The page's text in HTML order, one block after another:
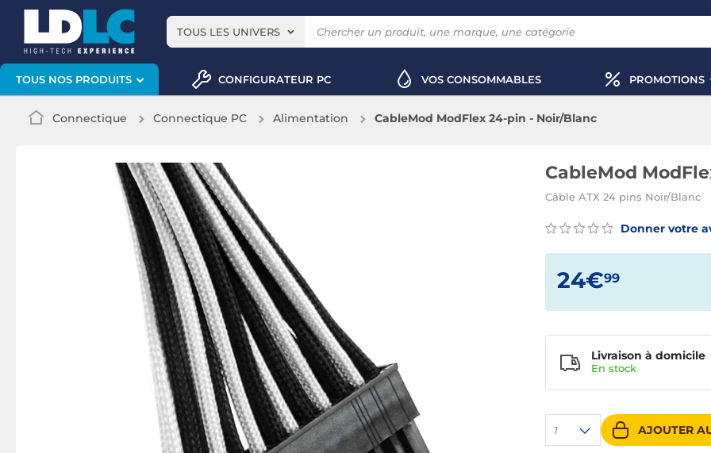
TOUS LES UNIVERS
TOUS NOS PRODUITS CONFIGURATEUR PC VOS CONSOMMABLES PROMOTIONS
Connectique Connectique PC Alimentation CableMod ModFlex 24-pin - Noir/Blanc
CableMod
Câble ATX 24 pins Noir/Blanc
Donner votre
24€99
1 AJOUTER
Livraison à domicile
En stock